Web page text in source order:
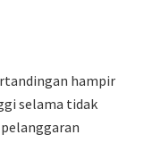
hampir
selama tidak